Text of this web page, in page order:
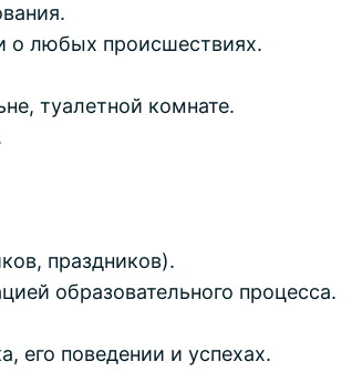
о любых происшествиях.
туалетной комнате.
праздников).
образовательного процесса.
его поведении и успехах.